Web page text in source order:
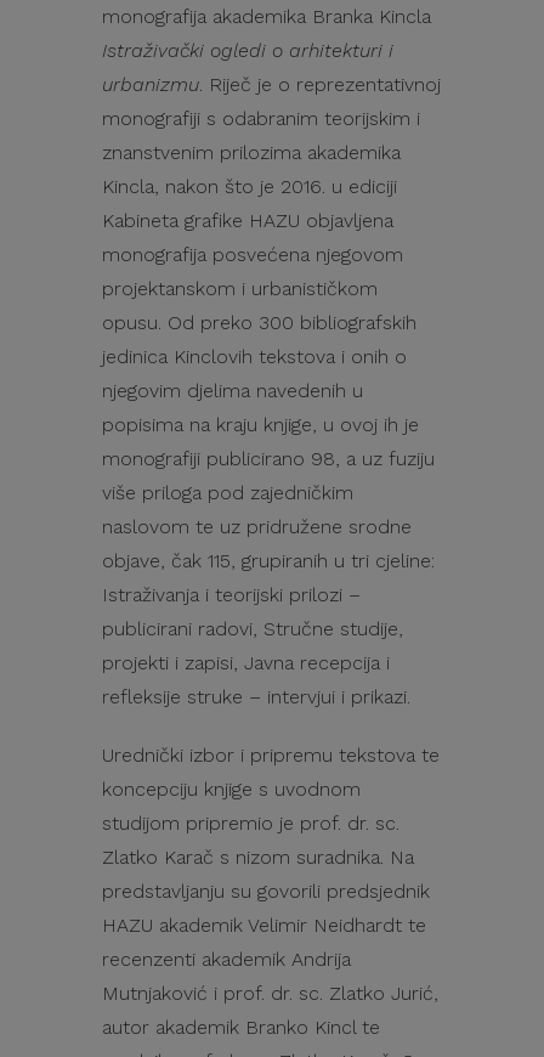
monografija akademika Branka Kincla
Istraživački ogledi o arhitekturi i
urbanizmu. Riječ je o reprezentativnoj
monografiji s odabranim teorijskim i
znanstvenim prilozima akademika
Kincla, nakon što je 2016. u ediciji
Kabineta grafike HAZU objavljena
monografija posvećena njegovom
projektanskom i urbanističkom
opusu. Od preko 300 bibliografskih
jedinica Kinclovih tekstova i onih o
njegovim djelima navedenih u
popisima na kraju knjige, u ovoj ih je
monografiji publicirano 98, a uz fuziju
više priloga pod zajedničkim
naslovom te uz pridružene srodne
objave, čak 115, grupiranih u tri cjeline:
Istraživanja i teorijski prilozi –
publicirani radovi, Stručne studije,
projekti i zapisi, Javna recepcija i
refleksije struke – intervjui i prikazi.
Urednički izbor i pripremu tekstova te
koncepciju knjige s uvodnom
studijom pripremio je prof. dr. sc.
Zlatko Karač s nizom suradnika. Na
predstavljanju su govorili predsjednik
HAZU akademik Velimir Neidhardt te
recenzenti akademik Andrija
Mutnjaković i prof. dr. sc. Zlatko Jurić,
autor akademik Branko Kincl te